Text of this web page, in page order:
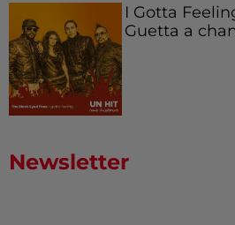
I Gotta
Guetta a
Newsletter